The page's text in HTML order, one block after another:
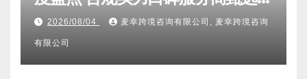
附跨境卖家避坑FAQ全指南
2026/08/04 麦幸跨境咨询有限公司, 麦幸跨境咨询
有限公司